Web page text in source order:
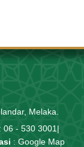
Melaka.
: 06 - 530 3001 |
: Google Map